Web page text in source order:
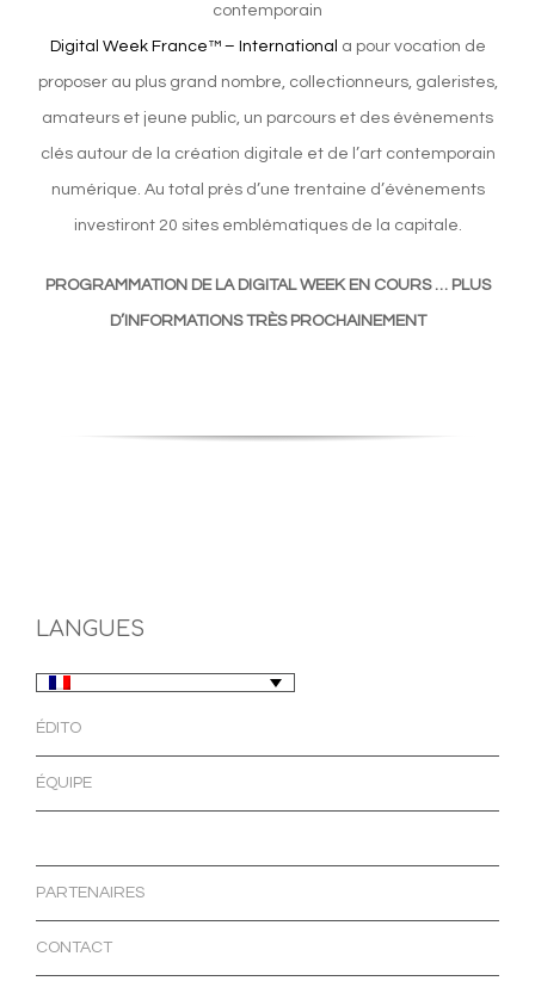
contemporain
Digital Week France™ – International a pour vocation de
proposer au plus grand nombre, collectionneurs, galeristes,
amateurs et jeune public, un parcours et des évènements
clés autour de la création digitale et de l’art contemporain
numérique. Au total près d’une trentaine d’évènements
investiront 20 sites emblématiques de la capitale.
PROGRAMMATION DE LA DIGITAL WEEK EN COURS … PLUS
D’INFORMATIONS TRÈS PROCHAINEMENT
LANGUES
ÉDITO
ÉQUIPE
PARTENAIRES
CONTACT